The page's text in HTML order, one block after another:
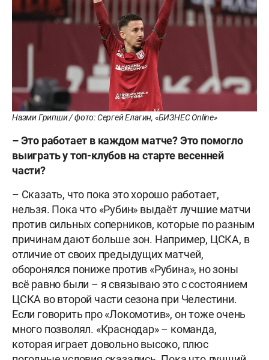
Назми Грипши / фото: Сергей Елагин, «БИЗНЕС Online»
– Это работает в каждом матче? Это помогло
выиграть у топ-клубов на старте весенней
части?
– Сказать, что пока это хорошо работает,
нельзя. Пока что «Рубин» выдаёт лучшие матчи
против сильных соперников, которые по разным
причинам дают больше зон. Например, ЦСКА, в
отличие от своих предыдущих матчей,
оборонялся пониже против «Рубина», но зоны
всё равно были – я связываю это с состоянием
ЦСКА во второй части сезона при Челестини.
Если говорить про «Локомотив», он тоже очень
много позволял. «Краснодар» – команда,
которая играет довольно высоко, плюс